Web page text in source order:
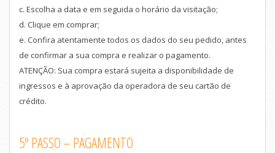
c. Escolha a data e em seguida o horário da visitação;
d. Clique em comprar;
e. Confira atentamente todos os dados do seu pedido, antes
de confirmar a sua compra e realizar o pagamento.
ATENÇÃO: Sua compra estará sujeita a disponibilidade de
ingressos e à aprovação da operadora de seu cartão de
crédito.
5º PASSO – PAGAMENTO